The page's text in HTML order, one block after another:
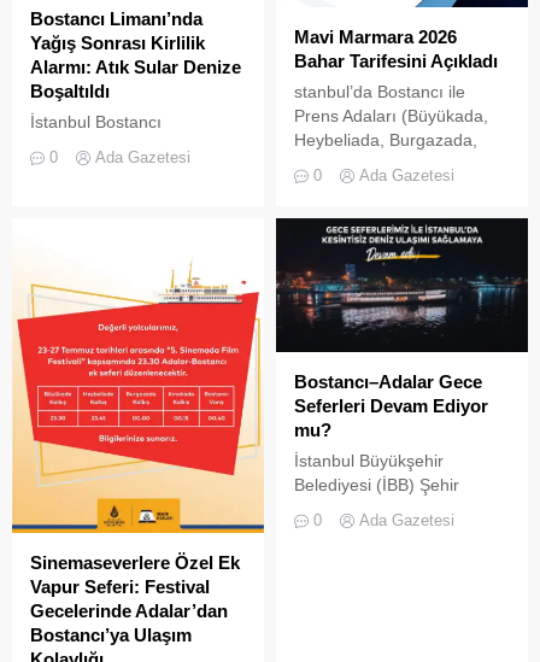
Bostancı Limanı’nda
Yağış Sonrası Kirlilik
Alarmı: Atık Sular Denize
Boşaltıldı
İstanbul Bostancı
Limanı'nda, yağışların
ardından tahliye
0 Ada Gazetesi
Mavi Marmara 2026
Bahar Tarifesini Açıkladı
stanbul’da Bostancı ile
Prens Adaları (Büyükada,
Heybeliada, Burgazada,
ulaşımının önemli
2026 Bahar Tarifesi’ni
yayınladı.
0 Ada Gazetesi
Sinemaseverlere Özel Ek
Vapur Seferi: Festival
Gecelerinde Adalar’dan
Bostancı’ya Ulaşım
Bostancı–Adalar Gece
Seferleri Devam Ediyor
mu?
İstanbul Büyükşehir
Belediyesi (İBB) Şehir
Hatları, kent içi deniz
ulaşımında önemli bir
0 Ada Gazetesi